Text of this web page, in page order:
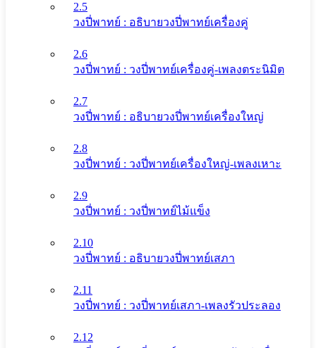
2.5
วงปี่พาทย์ : อธิบายวงปี่พาทย์เครื่องคู่
2.6
วงปี่พาทย์ : วงปี่พาทย์เครื่องคู่-เพลงตระนิมิต
2.7
วงปี่พาทย์ : อธิบายวงปี่พาทย์เครื่องใหญ่
2.8
วงปี่พาทย์ : วงปี่พาทย์เครื่องใหญ่-เพลงเหาะ
2.9
วงปี่พาทย์ : วงปี่พาทย์ไม้แข็ง
2.10
วงปี่พาทย์ : อธิบายวงปี่พาทย์เสภา
2.11
วงปี่พาทย์ : วงปี่พาทย์เสภา-เพลงรัวประลอง
2.12